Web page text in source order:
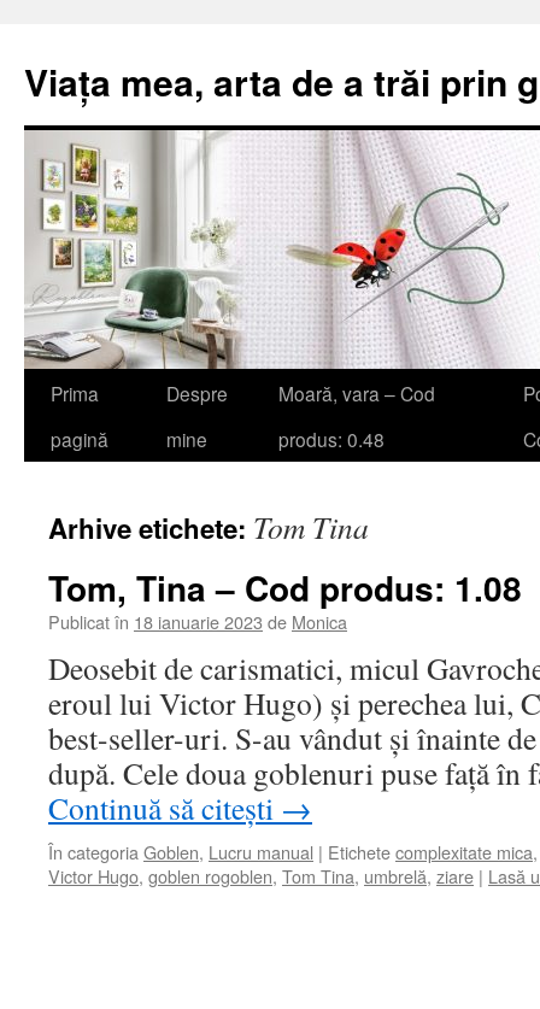
Viața mea, arta de a trăi prin
Sari
Prima
pagină
Despre
mine
Moară, vara – Cod
produs: 0.48
Arhive etichete: Tom Tina
Tom, Tina – Cod produs: 1.08
Publicat în 18 ianuarie 2023 de Monica
Deosebit de carismatici, micul
eroul lui Victor Hugo) și perechea lui,
best-seller-uri. S-au vândut și înainte
după. Cele doua goblenuri puse față
Continuă să citești →
În categoria Goblen, Lucru manual | Etichetecomplexitate mica
Victor Hugo, goblen rogoblen, Tom Tina, umbrelă, ziare | Lasă